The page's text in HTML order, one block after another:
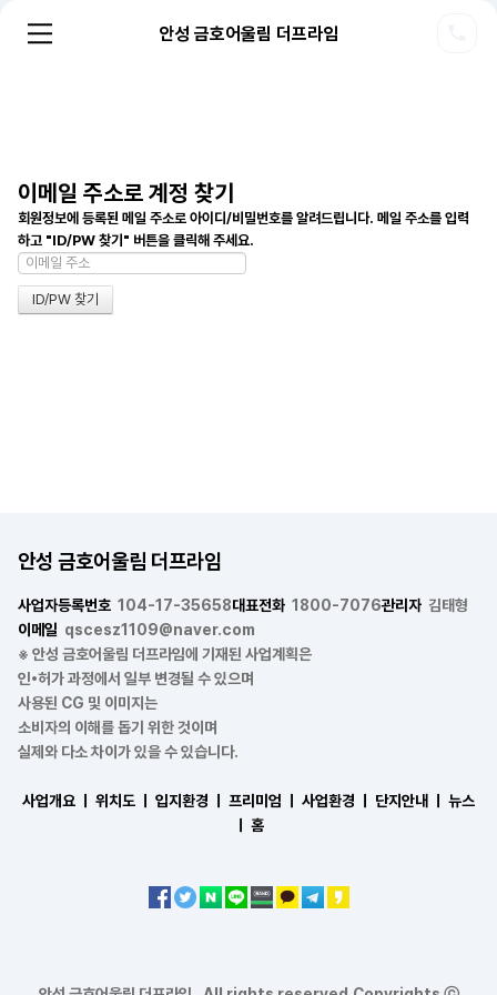
안성 금호어울림 더프라임
이메일 주소로 계정 찾기
회원정보에 등록된 메일 주소로 아이디/비밀번호를 알려드립니다. 메일 주소를 입력
하고 "ID/PW 찾기" 버튼을 클릭해 주세요.
안성 금호어울림 더프라임
사업자등록번호 104-17-35658대표전화 1800-7076관리자 김태형
이메일 qscesz1109@naver.com
※ 안성 금호어울림 더프라임에 기재된 사업계획은
인•허가 과정에서 일부 변경될 수 있으며
사용된 CG 및 이미지는
소비자의 이해를 돕기 위한 것이며
실제와 다소 차이가 있을 수 있습니다.
사업개요 ㅣ 위치도 ㅣ 입지환경 ㅣ 프리미엄 ㅣ 사업환경 ㅣ 단지안내 ㅣ
뉴스
홈